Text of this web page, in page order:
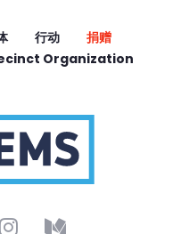
行动
捐赠
Organization